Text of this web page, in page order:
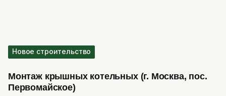
Новое строительство
Монтаж крышных котельных (г. Москва, пос.
Первомайское)